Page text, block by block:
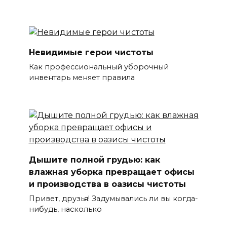
Невидимые герои чистоты
Как профессиональный уборочный
инвентарь меняет правила
Дышите полной грудью: как
влажная уборка превращает офисы
и производства в оазисы чистоты
Привет, друзья! Задумывались ли вы когда-
нибудь, насколько